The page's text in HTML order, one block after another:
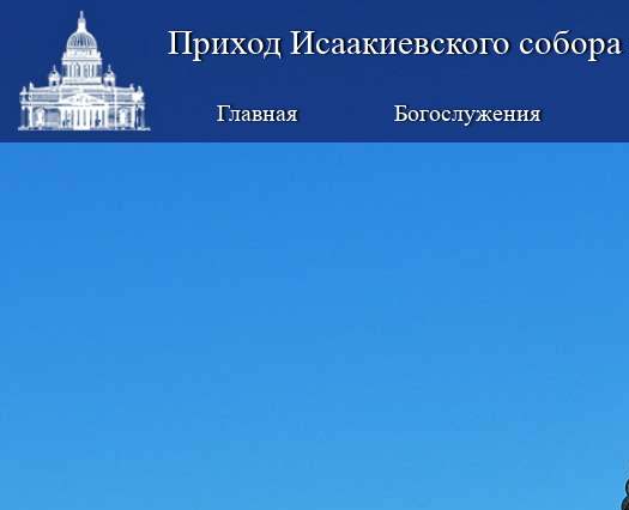
Приход Исаакиевского
Главная Богослужения